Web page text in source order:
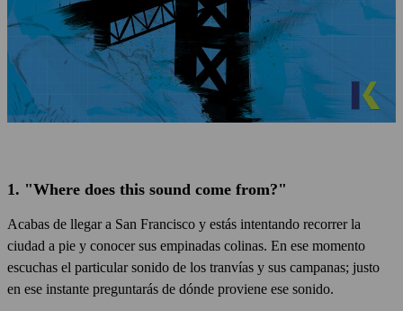
1. "Where does this sound come from?"
Acabas de llegar a San Francisco y estás intentando recorrer la
ciudad a pie y conocer sus empinadas colinas. En ese momento
escuchas el particular sonido de los tranvías y sus campanas; justo
en ese instante preguntarás de dónde proviene ese sonido.